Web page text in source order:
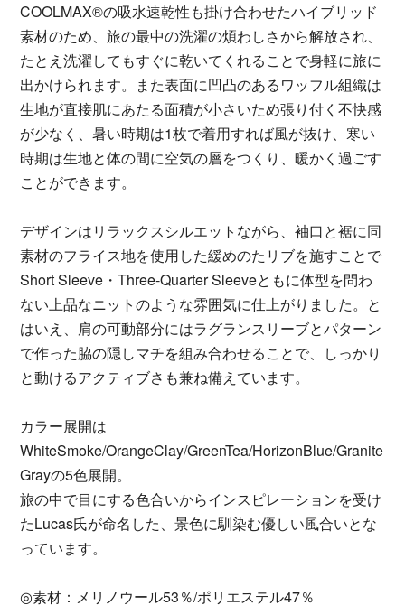
COOLMAX®の吸水速乾性も掛け合わせたハイブリッド
素材のため、旅の最中の洗濯の煩わしさから解放され、
たとえ洗濯してもすぐに乾いてくれることで身軽に旅に
出かけられます。また表面に凹凸のあるワッフル組織は
生地が直接肌にあたる面積が小さいため張り付く不快感
が少なく、暑い時期は1枚で着用すれば風が抜け、寒い
時期は生地と体の間に空気の層をつくり、暖かく過ごす
ことができます。
デザインはリラックスシルエットながら、袖口と裾に同
素材のフライス地を使用した緩めのたリブを施すことで
Short Sleeve・Three-Quarter Sleeveともに体型を問わ
ない上品なニットのような雰囲気に仕上がりました。と
はいえ、肩の可動部分にはラグランスリーブとパターン
で作った脇の隠しマチを組み合わせることで、しっかり
と動けるアクティブさも兼ね備えています。
カラー展開は
WhiteSmoke/OrangeClay/GreenTea/HorizonBlue/Granite
Grayの5色展開。
旅の中で目にする色合いからインスピレーションを受け
たLucas氏が命名した、景色に馴染む優しい風合いとな
っています。
◎素材：メリノウール53％/ポリエステル47％